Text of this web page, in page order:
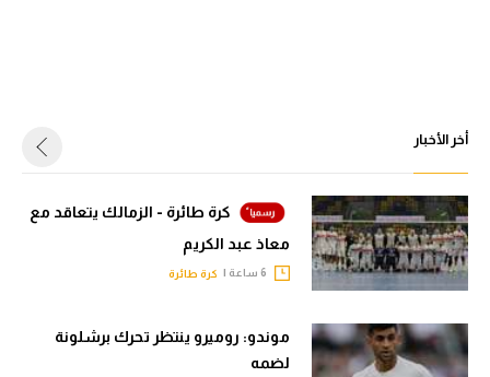
أخر الأخبار
كرة طائرة - الزمالك يتعاقد مع
معاذ عبد الكريم
كرة طائرة
موندو: روميرو ينتظر تحرك برشلونة
لضمه